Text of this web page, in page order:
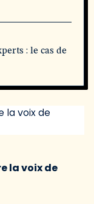
: le cas de
la voix de